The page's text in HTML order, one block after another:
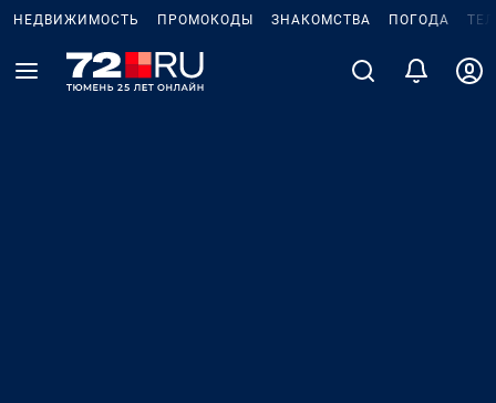
НЕДВИЖИМОСТЬ ПРОМОКОДЫ ЗНАКОМСТВА ПОГОДА